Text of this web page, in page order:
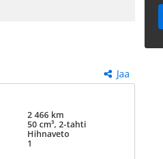
Jaa
2 466 km
50 cm³, 2-tahti
Hihnaveto
1